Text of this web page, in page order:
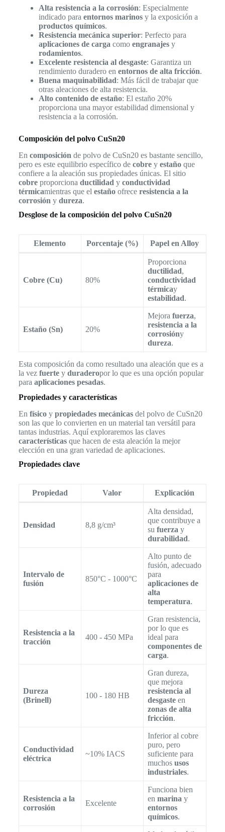
Alta resistencia a la corrosión: Especialmente
indicado para entornos marinosy la exposición a
productos químicos.
Resistencia mecánica superior: Perfecto para
aplicaciones de cargacomo engranajesy
rodamientos.
Excelente resistencia al desgaste: Garantiza un
rendimiento duradero en entornos de alta fricción.
Buena maquinabilidad: Más fácil de trabajar que
otras aleaciones de alta resistencia.
Alto contenido de estaño: El estaño 20%
proporciona una mayor estabilidad dimensional y
resistencia a la corrosión.
Composición del polvo CuSn20
En composición de polvo de CuSn20 es bastante sencillo,
pero es este equilibrio específico de cobrey estañoque
confiere a la aleación sus propiedades únicas. El sitio
cobreproporciona ductilidad y conductividad
térmicamientras que el estañoofrece resistencia a la
corrosión y dureza.
Desglose de la composición del polvo CuSn20
Elemento Porcentaje (%) Papel en Alloy
Cobre (Cu) 80%
Proporciona
ductilidad,
conductividad
térmicay
estabilidad.
Estaño (Sn) 20%
Mejora fuerza,
resistencia a la
corrosióny
dureza.
Esta composición da como resultado una aleación que es a
la vez fuertey duraderopor lo que es una opción popular
para aplicaciones pesadas.
Propiedades y características
En físicoy propiedades mecánicasdel polvo de CuSn20
son las que lo convierten en un material tan versátil para
tantas industrias. Aquí exploraremos las claves
característicasque hacen de esta aleación la mejor
elección en una gran variedad de aplicaciones.
Propiedades clave
Propiedad Valor Explicación
Densidad 8,8 g/cm³
Alta densidad,
que contribuye a
su fuerza y
durabilidad.
Intervalo de
fusión
850°C - 1000°C
Alto punto de
fusión, adecuado
para
aplicaciones de
alta
temperatura.
Resistencia a la
tracción
400 - 450 MPa
Gran resistencia,
por lo que es
ideal para
componentes de
carga.
Dureza
(Brinell)
100 - 180 HB
Gran dureza,
que mejora
resistencia al
desgasteen
zonas de alta
fricción.
Conductividad
eléctrica
~10% IACS
Inferior al cobre
puro, pero
suficiente para
muchos usos
industriales.
Resistencia a la
corrosión
Excelente
Funciona bien
en marina y
entornos
químicos.